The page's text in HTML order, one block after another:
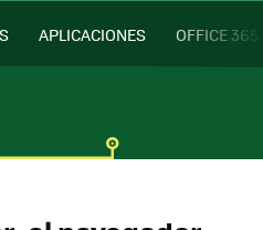
APLICACIONES OFFICE 365